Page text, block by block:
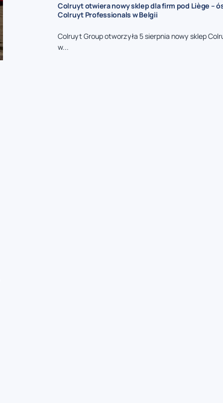
Colruyt otwiera nowy sklep dla firm pod Liège –
Colruyt Professionals w Belgii
Colruyt Group otworzyła 5 sierpnia nowy sklep
w...